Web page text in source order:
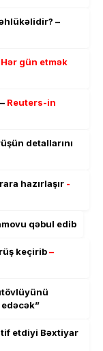
–
Hər gün etmək
Reuters-in
detallarını
hazırlaşır -
qəbul edib
keçirib–
etdiyi Bəxtiyar